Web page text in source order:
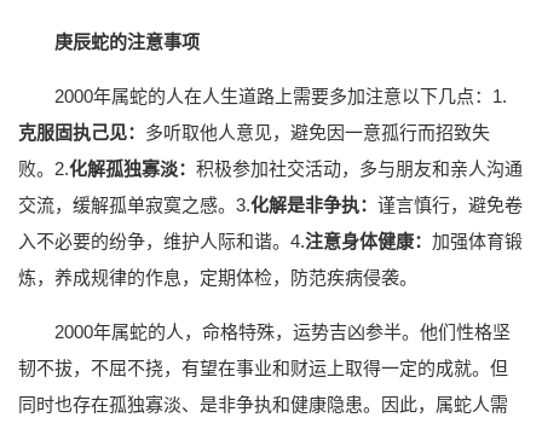
庚辰蛇的注意事项
2000年属蛇的人在人生道路上需要多加注意以下几点：1.
克服固执己见： 多听取他人意见，避免因一意孤行而招致失
败。2.化解孤独寡淡： 积极参加社交活动，多与朋友和亲人沟通
交流，缓解孤单寂寞之感。3.化解是非争执： 谨言慎行，避免卷
入不必要的纷争，维护人际和谐。4.注意身体健康： 加强体育锻
炼，养成规律的作息，定期体检，防范疾病侵袭。
2000年属蛇的人，命格特殊，运势吉凶参半。他们性格坚
韧不拔，不屈不挠，有望在事业和财运上取得一定的成就。但
同时也存在孤独寡淡、是非争执和健康隐患。因此，属蛇人需